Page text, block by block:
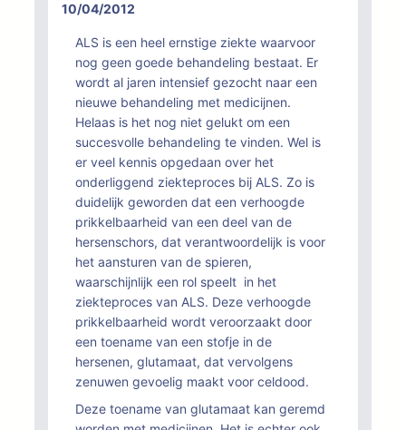
10/04/2012
ALS is een heel ernstige ziekte waarvoor
nog geen goede behandeling bestaat. Er
wordt al jaren intensief gezocht naar een
nieuwe behandeling met medicijnen.
Helaas is het nog niet gelukt om een
succesvolle behandeling te vinden. Wel is
er veel kennis opgedaan over het
onderliggend ziekteproces bij ALS. Zo is
duidelijk geworden dat een verhoogde
prikkelbaarheid van een deel van de
hersenschors, dat verantwoordelijk is voor
het aansturen van de spieren,
waarschijnlijk een rol speelt in het
ziekteproces van ALS. Deze verhoogde
prikkelbaarheid wordt veroorzaakt door
een toename van een stofje in de
hersenen, glutamaat, dat vervolgens
zenuwen gevoelig maakt voor celdood.
Deze toename van glutamaat kan geremd